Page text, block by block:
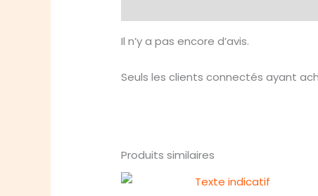
Il n’y a pas encore d’avis.
Seuls les clients connectés ayant
Produits similaires